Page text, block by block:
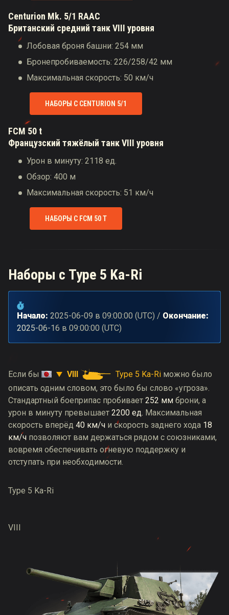
Centurion Mk. 5/1 RAAC
Британский средний танк VIII уровня
Лобовая броня башни: 254 мм
Бронепробиваемость: 226/258/42 мм
Максимальная скорость: 50 км/ч
НАБОРЫ С CENTURION 5/1
FCM 50 t
Французский тяжёлый танк VIII уровня
Урон в минуту: 2118 ед.
Обзор: 400 м
Максимальная скорость: 51 км/ч
НАБОРЫ С FCM 50 T
Наборы с Type 5 Ka-Ri
Начало: 2025-06-09 в 09:00:00 (UTC) / Окончание:
2025-06-16 в 09:00:00 (UTC)
Если бы VIII Type 5 Ka-Ri можно было
описать одним словом, это было бы слово «угроза».
Стандартный боеприпас пробивает 252 мм брони, а
урон в минуту превышает 2200 ед. Максимальная
скорость вперёд 40 км/ч и скорость заднего хода 18
км/ч позволяют вам держаться рядом с союзниками,
вовремя обеспечивать огневую поддержку и
отступать при необходимости.
Type 5 Ka-Ri
VIII